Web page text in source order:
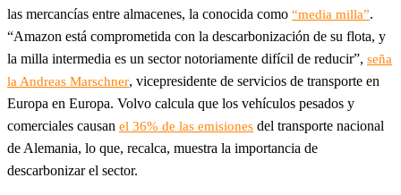
las mercancías entre almacenes, la conocida como “media milla”.
“Amazon está comprometida con la descarbonización de su flota, y
la milla intermedia es un sector notoriamente difícil de reducir”, seña
la Andreas Marschner, vicepresidente de servicios de transporte en
Europa en Europa. Volvo calcula que los vehículos pesados y
comerciales causan el 36% de las emisiones del transporte nacional
de Alemania, lo que, recalca, muestra la importancia de
descarbonizar el sector.